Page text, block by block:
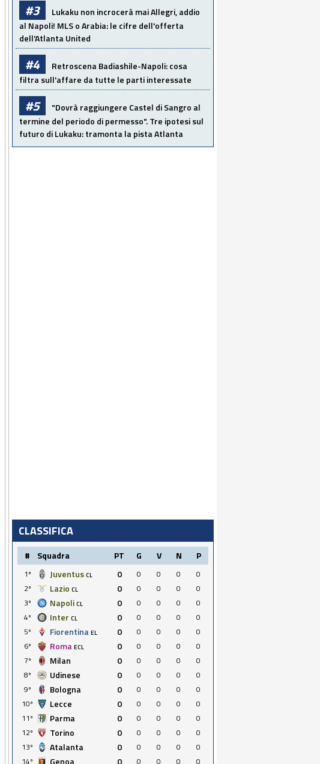
#3
Lukaku non incrocerà mai Allegri, addio
al Napoli! MLS o Arabia: le cifre dell'offerta
dell'Atlanta United
#4
Retroscena Badiashile-Napoli: cosa
filtra sull'affare da tutte le parti interessate
#5
"Dovrà raggiungere Castel di Sangro al
termine del periodo di permesso". Tre ipotesi sul
futuro di Lukaku: tramonta la pista Atlanta
CLASSIFICA
# Squadra PT G V N P
1º Juventus CL 0 0 0 0
0
2º
Lazio CL 0 0 0 0
0
3º
Napoli CL 0 0 0 0
0
4º
Inter CL 0 0 0 0
0
5º
Fiorentina EL 0 0 0 0
0
6º
Roma ECL 0 0 0 0
0
7º
Milan 0 0 0 0
0
8º
Udinese 0 0 0 0
0
9º
Bologna 0 0 0 0
0
10º
Lecce 0 0 0 0
0
11º
Parma 0 0 0 0
0
12º
Torino 0 0 0 0
0
13º
Atalanta 0 0 0 0
0
14º
Genoa 0 0 0 0 0